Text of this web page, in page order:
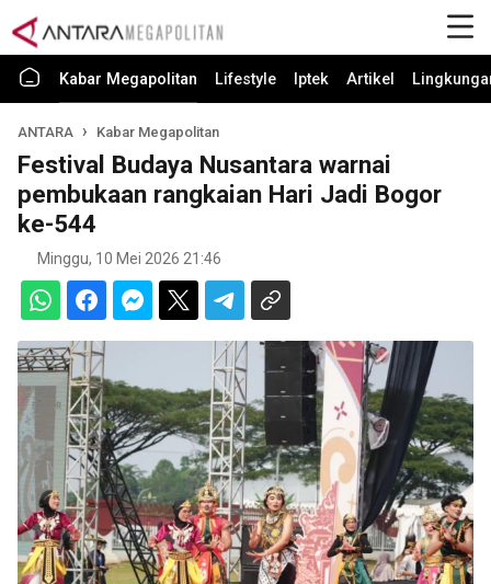
Kabar Megapolitan Lifestyle Iptek Artikel
ANTARA Kabar Megapolitan
Festival Budaya Nusantara warnai
pembukaan rangkaian Hari Jadi Bogor
ke-544
Minggu, 10 Mei 2026 21:46